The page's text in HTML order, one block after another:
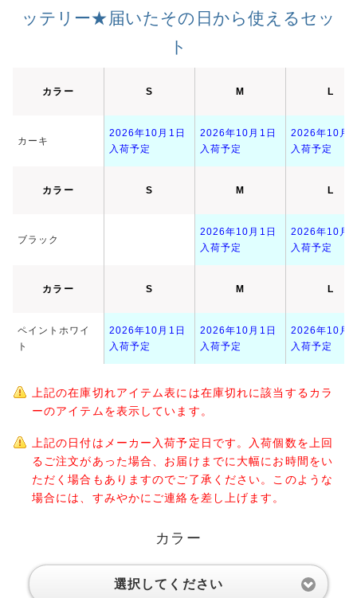
ッテリー★届いたその日から使えるセッ
ト
カラー S M L
カーキ
2026年10月1日
入荷予定
2026年10月1日
入荷予定
2026年10月
入荷予定
カラー S M L
ブラック
2026年10月1日
入荷予定
2026年10月
入荷予定
カラー S M L
ペイントホワイ
ト
2026年10月1日
入荷予定
2026年10月1日
入荷予定
2026年10月
入荷予定
上記の在庫切れアイテム表には在庫切れに該当するカラ
ーのアイテムを表示しています。
上記の日付はメーカー入荷予定日です。入荷個数を上回
るご注文があった場合、お届けまでに大幅にお時間をい
ただく場合もありますのでご了承ください。このような
場合には、すみやかにご連絡を差し上げます。
カラー
選択してください